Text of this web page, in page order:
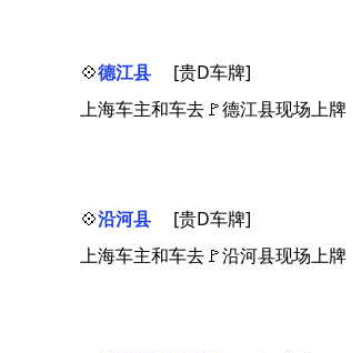
💠德江县
[贵D车牌]
上海车主和车去🚩德江县现场上牌
💠沿河县
[贵D车牌]
上海车主和车去🚩沿河县现场上牌